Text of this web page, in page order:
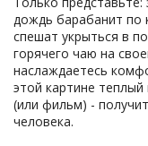
дождь барабанит по
спешат укрыться в
горячего чаю на
наслаждаетесь
этой картине
(или фильм) -
человека.